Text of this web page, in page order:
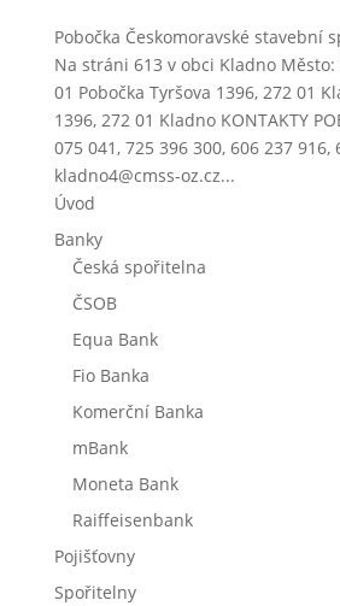
Pobočka Českomoravské stavební
Na stráni 613 v obci Kladno Město:
01 Pobočka Tyršova 1396, 272 01
1396, 272 01 Kladno KONTAKTY
075 041, 725 396 300, 606 237 916,
kladno4@cmss-oz.cz...
Úvod
Banky
Česká spořitelna
ČSOB
Equa Bank
Fio Banka
Komerční Banka
mBank
Moneta Bank
Raiffeisenbank
Pojišťovny
Spořitelny